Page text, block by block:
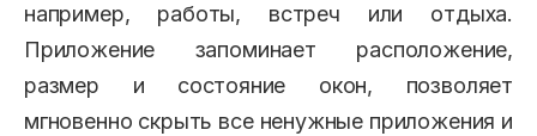
например, работы, встреч или отдыха.
Приложение запоминает расположение,
размер и состояние окон, позволяет
мгновенно скрыть все ненужные приложения и